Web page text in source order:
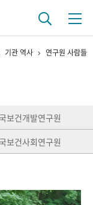
구자들
기관 역사 연구원 사람들
보건개발연구원
보건사회연구원